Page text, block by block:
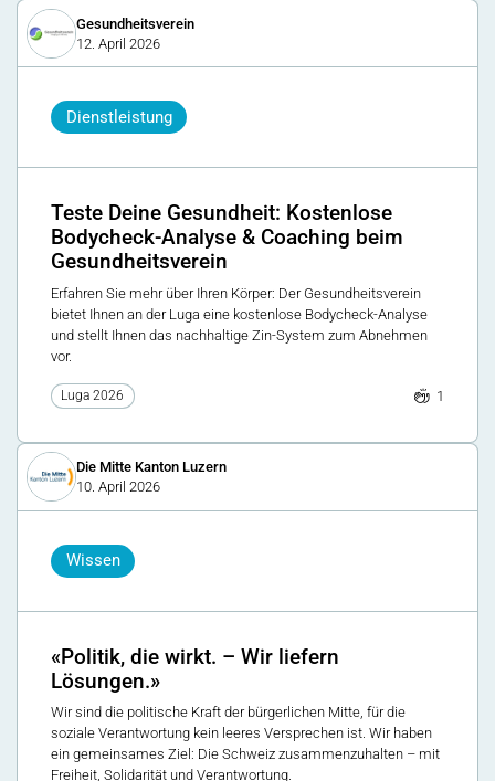
Gesundheitsverein
12. April 2026
Dienstleistung
Teste Deine Gesundheit: Kostenlose
Bodycheck-Analyse & Coaching beim
Gesundheitsverein
Erfahren Sie mehr über Ihren Körper: Der Gesundheitsverein
bietet Ihnen an der Luga eine kostenlose Bodycheck-Analyse
und stellt Ihnen das nachhaltige Zin-System zum Abnehmen
vor.
Luga 2026 1
Die Mitte Kanton Luzern
10. April 2026
Wissen
«Politik, die wirkt. – Wir liefern
Lösungen.»
Wir sind die politische Kraft der bürgerlichen Mitte, für die
soziale Verantwortung kein leeres Versprechen ist. Wir haben
ein gemeinsames Ziel: Die Schweiz zusammenzuhalten – mit
Freiheit, Solidarität und Verantwortung.